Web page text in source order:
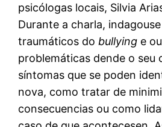
psicólogas locais, Silvia
Durante a charla,
traumáticos do bullying e
problemáticas dende o seu
síntomas que se poden
nova, como tratar de
consecuencias ou como